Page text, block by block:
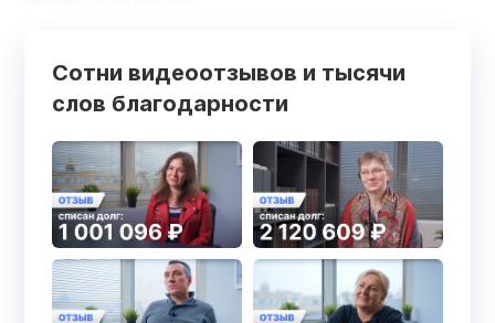
Сотни видеоотзывов и тысячи
слов благодарности